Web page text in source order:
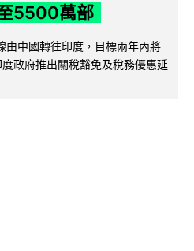
5500萬部
中國轉往印度，目標兩年內將
政府推出關稅豁免及稅務優惠延